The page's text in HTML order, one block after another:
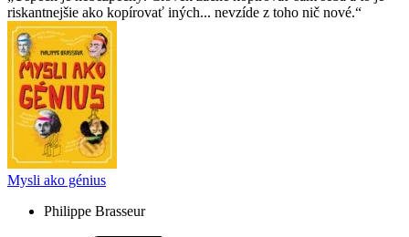
riskantnejšie ako kopírovať iných... nevzíde z toho nič nové.
Mysli ako génius
Philippe Brasseur